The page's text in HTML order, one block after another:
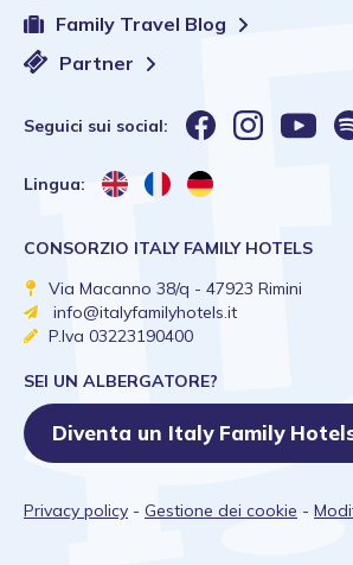
Family Travel Blog
Partner
Seguici sui social:
Lingua:
CONSORZIO ITALY FAMILY HOTELS
Via Macanno 38/q - 47923 Rimini
info@italyfamilyhotels.it
P.Iva 03223190400
SEI UN ALBERGATORE?
Diventa un Italy Family
Privacy policy - Gestione dei cookie -